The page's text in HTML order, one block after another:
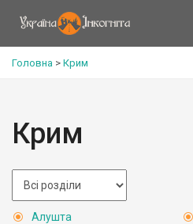
Головна > Крим
Крим
Алушта